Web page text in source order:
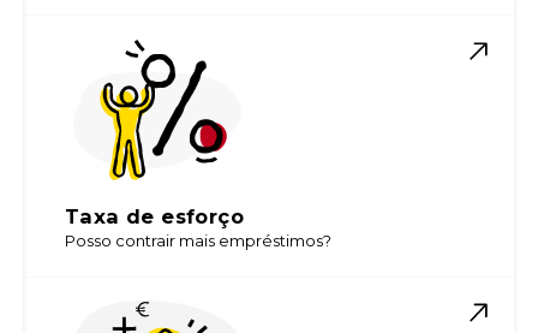
Taxa de esforço
Posso contrair mais empréstimos?